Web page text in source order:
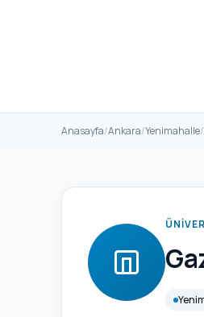
Anasayfa/Ankara/Yenimahalle/